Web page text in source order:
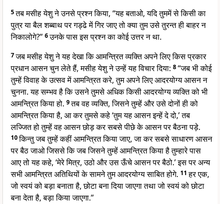
5तब मसीह येशु ने उनसे प्रश्न किया, “यह बताओ, यदि तुममें से किसी का
पुत्र या बैल शब्बाथ पर गड्ढे में गिर जाए तो क्या तुम उसे तुरन्त ही बाहर न
निकालोगे?” 6उनके पास इस प्रश्न का कोई उत्तर न था.
7जब मसीह येशु ने यह देखा कि आमन्त्रित व्यक्ति अपने लिए किस प्रकार
प्रधान आसन चुन लेते हैं, मसीह येशु ने उन्हें यह विचार दिया: 8“जब भी कोई
तुम्हें विवाह के उत्सव में आमन्त्रित करे, तुम अपने लिए आदरयोग्य आसन न
चुनना. यह सम्भव है कि उसने तुमसे अधिक किसी आदरयोग्य व्यक्ति को भी
आमन्त्रित किया हो. 9तब वह व्यक्ति, जिसने तुम्हें और उसे दोनों ही को
आमन्त्रित किया है, आ कर तुमसे कहे ‘तुम यह आसन इन्हें दे दो,’ तब
लज्जित हो तुम्हें वह आसन छोड़ कर सबसे पीछे के आसन पर बैठना पड़े.
10किन्तु जब तुम्हें कहीं आमन्त्रित किया जाए, जा कर सबसे साधारण आसन
पर बैठ जाओ जिससे कि जब जिसने तुम्हें आमन्त्रित किया है तुम्हारे पास
आए तो यह कहे, ‘मेरे मित्र, उठो और उस ऊँचे आसन पर बैठो.’ इस पर अन्य
सभी आमन्त्रित अतिथियों के सामने तुम आदरयोग्य साबित होगे. 11हर एक,
जो स्वयं को बड़ा बनाता है, छोटा बना दिया जाएगा तथा जो स्वयं को छोटा
बना देता है, बड़ा किया जाएगा.”